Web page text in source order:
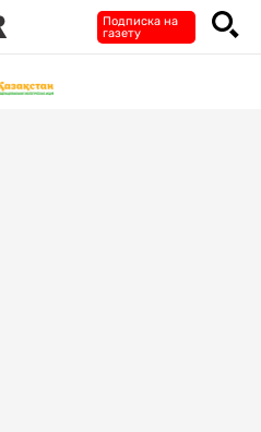
Подписка на
газету